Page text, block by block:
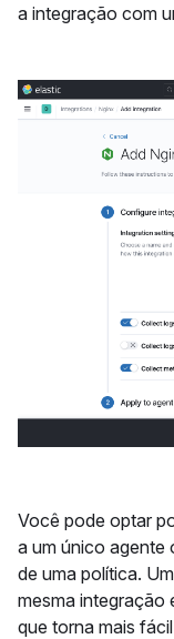
a integração com
Você pode optar
a um único agente
de uma política.
mesma integração
que torna mais